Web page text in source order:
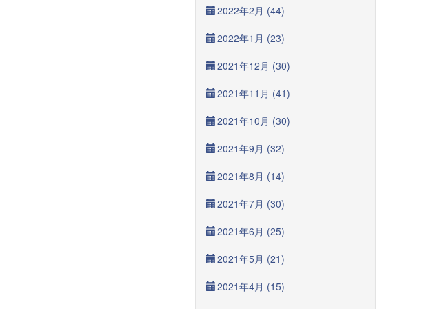
2022年2月 (44)
2022年1月 (23)
2021年12月 (30)
2021年11月 (41)
2021年10月 (30)
2021年9月 (32)
2021年8月 (14)
2021年7月 (30)
2021年6月 (25)
2021年5月 (21)
2021年4月 (15)